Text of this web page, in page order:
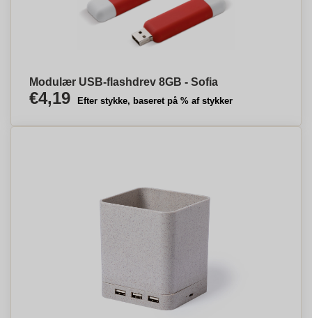
Modulær USB-flashdrev 8GB - Sofia
€4,19 Efter stykke, baseret på % af stykker